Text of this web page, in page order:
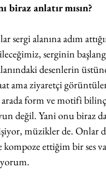
biraz anlatır mısın?
sergi alanına adım
serginin
desenlerin
ama ziyaretçi
form ve motifi
değil. Yani onu biraz
müzikler de. Onlar
ettiğim bir ses